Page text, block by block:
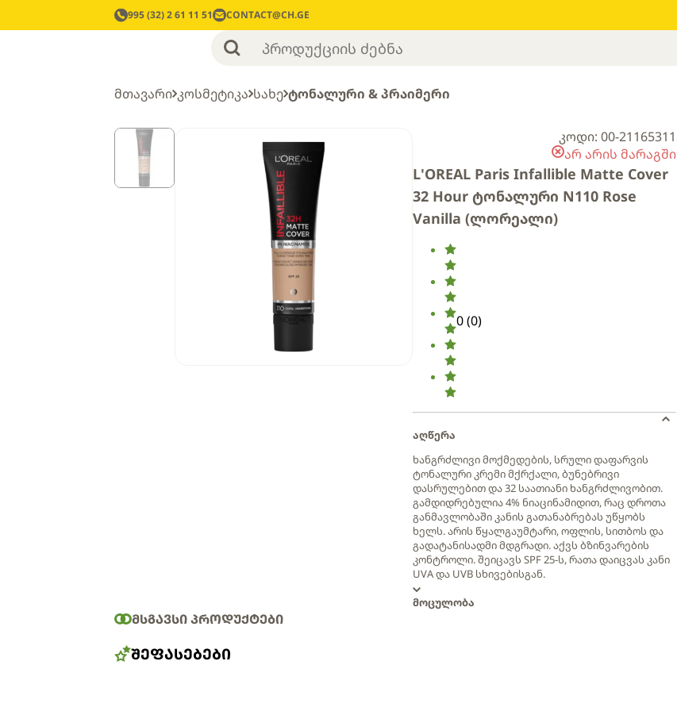
995 (32) 2 61 11 51 CONTACT@CH.GE
მთავარი კოსმეტიკა სახე ტონალური & პრაიმერი
კოდი: 00-21165311
არ არის მარაგში
L'OREAL Paris Infallible Matte Cover
32 Hour ტონალური N110 Rose
Vanilla (ლორეალი)
0(0)
აღწერა
ხანგრძლივი მოქმედების, სრული დაფარვის
ტონალური კრემი მქრქალი, ბუნებრივი
დასრულებით და 32 საათიანი ხანგრძლივობით.
გამდიდრებულია 4% ნიაცინამიდით, რაც დროთა
განმავლობაში კანის გათანაბრებას უწყობს
ხელს. არის წყალგაუმტარი, ოფლის, სითბოს და
გადატანისადმი მდგრადი. აქვს ბზინვარების
კონტროლი. შეიცავს SPF 25-ს, რათა დაიცვას კანი
UVA და UVB სხივებისგან.
მოცულობა
ᲛᲡᲒᲐᲕᲡᲘ ᲞᲠᲝᲓᲣᲥᲢᲔᲑᲘ
ᲨᲔᲤᲐᲡᲔᲑᲔᲑᲘ